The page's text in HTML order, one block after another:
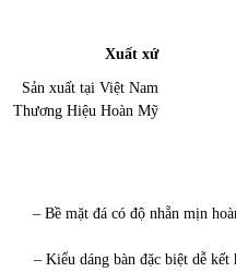
Xuất xứ
Sản xuất tại Việt Nam
Thương Hiệu Hoàn Mỹ
– Bề mặt đá có độ nhẵn mịn
– Kiểu dáng bàn đặc biệt dễ